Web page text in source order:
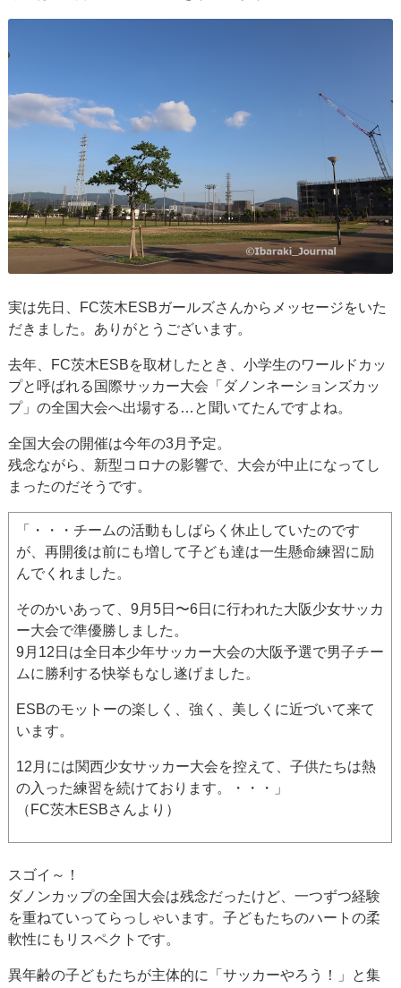
実は先日、FC茨木ESBガールズさんからメッセージをいた
だきました。ありがとうございます。
去年、FC茨木ESBを取材したとき、小学生のワールドカッ
プと呼ばれる国際サッカー大会「ダノンネーションズカッ
プ」の全国大会へ出場する…と聞いてたんですよね。
全国大会の開催は今年の3月予定。
残念ながら、新型コロナの影響で、大会が中止になってし
まったのだそうです。
「・・・チームの活動もしばらく休止していたのです
が、再開後は前にも増して子ども達は一生懸命練習に励
んでくれました。
そのかいあって、9月5日〜6日に行われた大阪少女サッカ
ー大会で準優勝しました。
9月12日は全日本少年サッカー大会の大阪予選で男子チー
ムに勝利する快挙もなし遂げました。
ESBのモットーの楽しく、強く、美しくに近づいて来て
います。
12月には関西少女サッカー大会を控えて、子供たちは熱
の入った練習を続けております。・・・」
（FC茨木ESBさんより）
スゴイ～！
ダノンカップの全国大会は残念だったけど、一つずつ経験
を重ねていってらっしゃいます。子どもたちのハートの柔
軟性にもリスペクトです。
異年齢の子どもたちが主体的に「サッカーやろう！」と集